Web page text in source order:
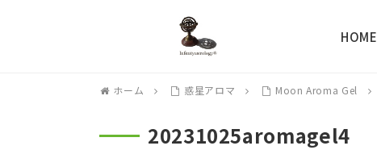
HOME
ホーム 惑星アロマ Moon Aroma Gel
20231025aromagel4